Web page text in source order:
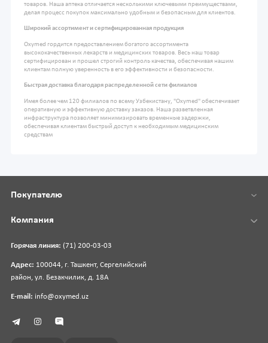
товаров. Наша аптека отличается несколькими ключевыми преимуществами,
делая процесс покупок максимально удобным и безопасным для клиентов.
Широкий ассортимент и сертифицированная продукция
Oxymed гордится предоставлением богатого ассортимента
высококачественных лекарств и медицинских товаров. Весь наш товар
сертифицирован и прошел строгий контроль качества, обеспечивая нашим
клиентам полную уверенность в его эффективности и безопасности.
Быстрая доставка благодаря распределенной сети филиалов
Имея более чем 120 филиалов по всему Узбекистану, "Oxymed" обеспечивает
оперативную и эффективную доставку заказов. Наша разветвленная
инфраструктура позволяет минимизировать временные задержки,
обеспечивая клиентам быстрый доступ к необходимым медицинским
средствам
Горячая линия: (71) 200-03-03
Адрес: 100044, г. Ташкент, Сергелийский
район, ул. Безакчилик, д. 18А
E-mail: info@oxymed.uz
Покупателю
Компания